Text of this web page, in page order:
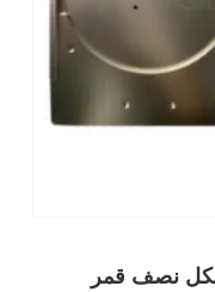
شكل نصف قمر